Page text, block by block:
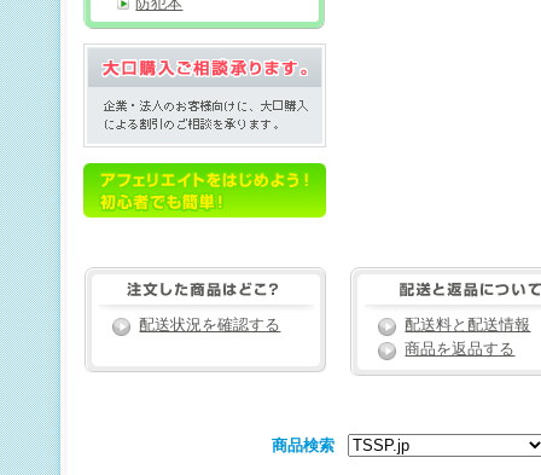
防犯本
配送状況を確認する
配送料と配送情報
商品を返品する
商品検索